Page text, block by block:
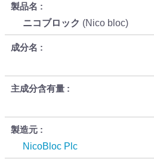
製品名
ニコブロック (Nico bloc)
成分名
主成分含有量
製造元
NicoBloc Plc